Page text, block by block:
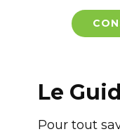
Le
Pour tout